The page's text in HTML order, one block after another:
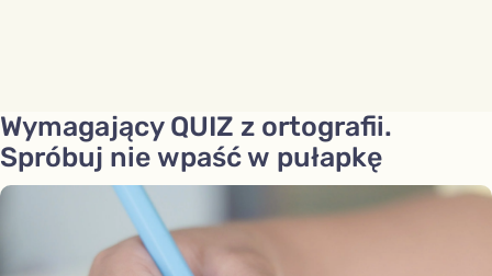
Wymagający QUIZ z ortografii.
Spróbuj nie wpaść w pułapkę